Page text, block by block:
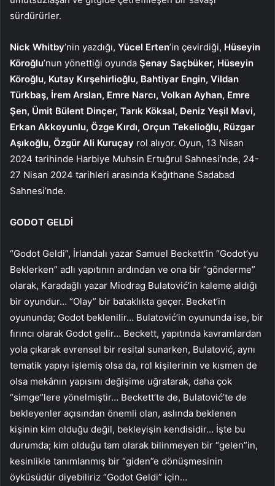
sürdürürler.
Nick Whitby’nin yazdığı, Yücel Erten’in çevirdiği, Hüseyin
Köroğlu’nun yönettiği oyunda Şenay Saçbüker, Hüseyin
Köroğlu, Kutay Kırşehirlioğlu, Bahtiyar Engin, Vildan
Türkbaş, İrem Arslan, Emre Narcı, Volkan Ayhan, Emre
Şen, Ümit Bülent Dinçer, Tarık Köksal, Deniz Yeşil Mavi,
Erkan Akkoyunlu, Özge Kırdı, Orçun Tekelioğlu, Rüzgar
Aşıkoğlu, Özgür Ali Kuruçay rol alıyor. Oyun, 13 Nisan
2024 tarihinde Harbiye Muhsin Ertuğrul Sahnesi’nde, 24-
27 Nisan 2024 tarihleri arasında Kağıthane Sadabad
Sahnesi’nde.
GODOT GELDİ
“Godot Geldi”, İrlandalı yazar Samuel Beckett’in “Godot’yu
Beklerken” adlı yapıtının ardından ve ona bir “gönderme”
olarak, Karadağlı yazar Miodrag Bulatović’in kaleme aldığı
bir oyundur… “Olay” bir bataklıkta geçer. Becket’in
oyununda; Godot beklenilir… Bulatović’in oyununda ise, bir
fırıncı olarak Godot gelir… Beckett, yapıtında kavramlardan
yola çıkarak evrensel bir resital sunarken, Bulatović, aynı
tematik yapıyı işlemiş olsa da, rol kişilerinin ve kısmen de
olsa mekânın yapısını değişime uğratarak, daha çok
“simge”lere yönelmiştir… Beckett’te de, Bulatović’te de
bekleyenler açısından önemli olan, aslında beklenen
kişinin kim olduğu değil, bekleyişin kendisidir… İşte bu
durumda; kim olduğu tam olarak bilinmeyen bir “gelen”in,
kesinlikle tanımlanmış bir “giden”e dönüşmesinin
öyküsüdür diyebiliriz “Godot Geldi” için…